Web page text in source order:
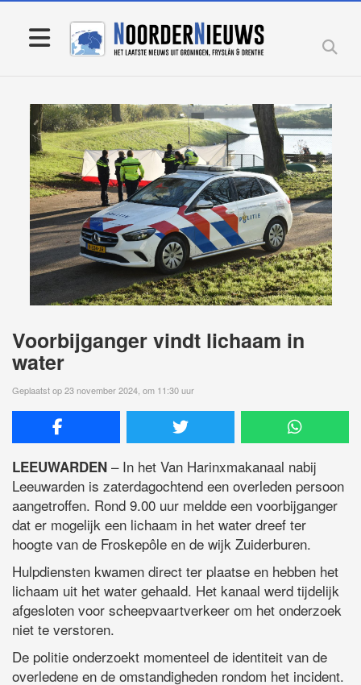
Voorbijganger vindt lichaam in
water
Geplaatst op 23 november 2024, om 11:30 uur
LEEUWARDEN – In het Van Harinxmakanaal nabij
Leeuwarden is zaterdagochtend een overleden persoon
aangetroffen. Rond 9.00 uur meldde een voorbijganger
dat er mogelijk een lichaam in het water dreef ter
hoogte van de Froskepôle en de wijk Zuiderburen.
Hulpdiensten kwamen direct ter plaatse en hebben het
lichaam uit het water gehaald. Het kanaal werd tijdelijk
afgesloten voor scheepvaartverkeer om het onderzoek
niet te verstoren.
De politie onderzoekt momenteel de identiteit van de
overledene en de omstandigheden rondom het incident.